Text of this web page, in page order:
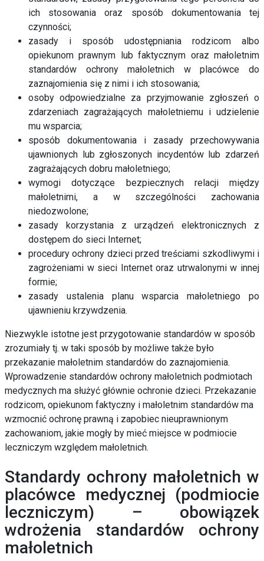
ich stosowania oraz sposób dokumentowania tej
czynności;
zasady i sposób udostępniania rodzicom albo
opiekunom prawnym lub faktycznym oraz małoletnim
standardów ochrony małoletnich w placówce do
zaznajomienia się z nimi i ich stosowania;
osoby odpowiedzialne za przyjmowanie zgłoszeń o
zdarzeniach zagrażających małoletniemu i udzielenie
mu wsparcia;
sposób dokumentowania i zasady przechowywania
ujawnionych lub zgłoszonych incydentów lub zdarzeń
zagrażających dobru małoletniego;
wymogi dotyczące bezpiecznych relacji między
małoletnimi, a w szczególności zachowania
niedozwolone;
zasady korzystania z urządzeń elektronicznych z
dostępem do sieci Internet;
procedury ochrony dzieci przed treściami szkodliwymi i
zagrożeniami w sieci Internet oraz utrwalonymi w innej
formie;
zasady ustalenia planu wsparcia małoletniego po
ujawnieniu krzywdzenia.
Niezwykle istotne jest przygotowanie standardów w sposób
zrozumiały tj. w taki sposób by możliwe także było
przekazanie małoletnim standardów do zaznajomienia.
Wprowadzenie standardów ochrony małoletnich podmiotach
medycznych ma służyć głównie ochronie dzieci. Przekazanie
rodzicom, opiekunom faktyczny i małoletnim standardów ma
wzmocnić ochronę prawną i zapobiec nieuprawnionym
zachowaniom, jakie mogły by mieć miejsce w podmiocie
leczniczym względem małoletnich.
Standardy ochrony małoletnich w
placówce medycznej (podmiocie
leczniczym) – obowiązek
wdrożenia standardów ochrony
małoletnich